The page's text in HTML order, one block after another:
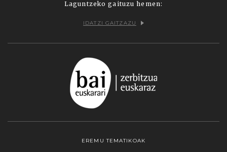
Laguntzeko gaituzu hemen:
IDATZI GAITZAZU
EREMU TEMATIKOAK